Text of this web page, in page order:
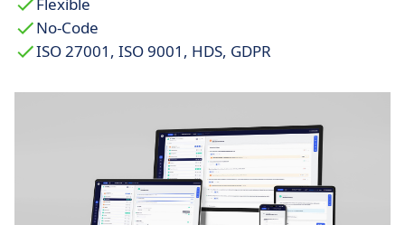
No-Code
ISO 27001, ISO 9001, HDS, GDPR